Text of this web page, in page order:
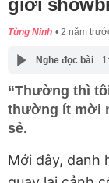
giới
Tùng Ninh 2 năm
Nghe đọc bài
“Thường thì
thường ít mời
sẻ.
Mới đây, danh